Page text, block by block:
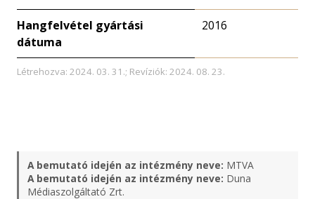
Hangfelvétel gyártási
dátuma
2016
Létrehozva: 2024. 03. 31.; Revíziók: 2024. 08. 23.
A bemutató idején az intézmény neve: MTVA
A bemutató idején az intézmény neve: Duna
Médiaszolgáltató Zrt.